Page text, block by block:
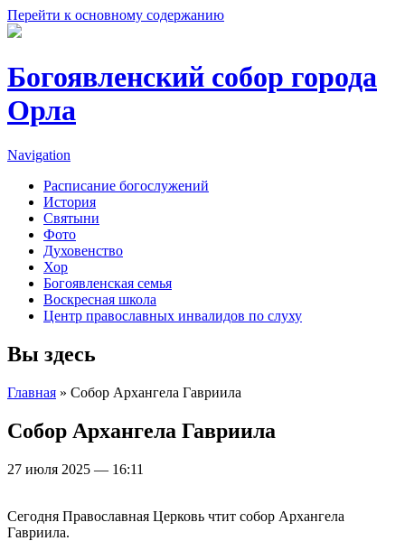
Перейти к основному содержанию
Богоявленский собор города
Орла
Navigation
Расписание богослужений
История
Святыни
Фото
Духовенство
Хор
Богоявленская семья
Воскресная школа
Центр православных инвалидов по слуху
Вы здесь
Главная » Собор Архангела Гавриила
Собор Архангела Гавриила
27 июля 2025 — 16:11
Сегодня Православная Церковь чтит собор Архангела
Гавриила.